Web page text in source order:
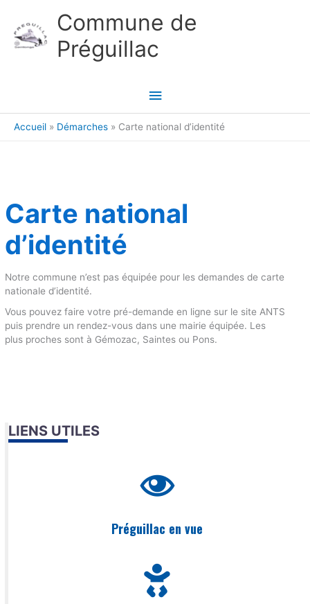
Commune de
Préguillac
Menu
principal
Accueil Démarches Carte national d’identité
Carte national
d’identité
Notre commune n’est pas équipée pour les demandes de carte
nationale d’identité.
Vous pouvez faire votre pré-demande en ligne sur le site ANTS
puis prendre un rendez-vous dans une mairie équipée. Les
plus proches sont à Gémozac, Saintes ou Pons.
LIENS UTILES
Préguillac en vue